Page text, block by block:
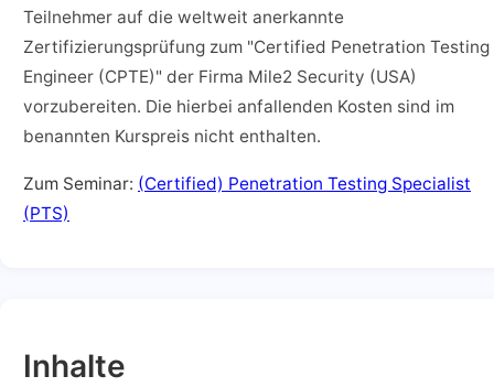
Teilnehmer auf die weltweit anerkannte
Zertifizierungsprüfung zum "Certified Penetration Testing
Engineer (CPTE)" der Firma Mile2 Security (USA)
vorzubereiten. Die hierbei anfallenden Kosten sind im
benannten Kurspreis nicht enthalten.
Zum Seminar: (Certified) Penetration Testing Specialist
(PTS)
Inhalte